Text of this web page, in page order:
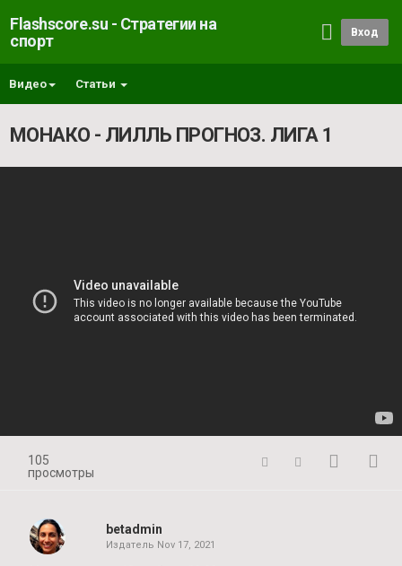
Flashscore.su - Стратегии на
спорт
Вход
Видео Статьи
МОНАКО - ЛИЛЛЬ ПРОГНОЗ. ЛИГА 1
105
просмотры
betadmin
Издатель Nov 17, 2021